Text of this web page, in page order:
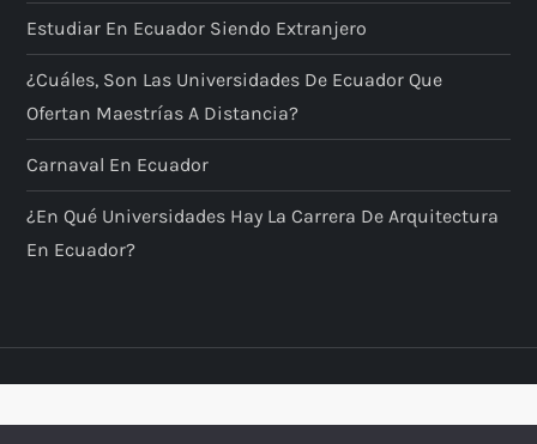
Estudiar En Ecuador Siendo Extranjero
¿Cuáles, Son Las Universidades De Ecuador Que
Ofertan Maestrías A Distancia?
Carnaval En Ecuador
¿En Qué Universidades Hay La Carrera De Arquitectura
En Ecuador?